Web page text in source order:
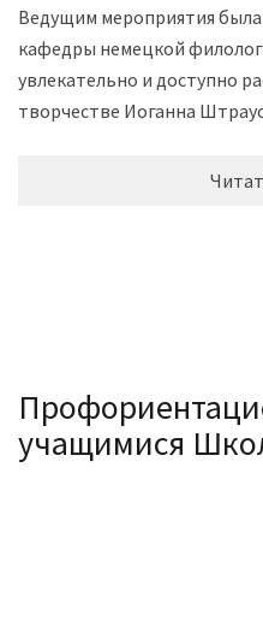
Ведущим мероприятия была
кафедры немецкой
увлекательно и доступно
творчестве Иоганна
учащимися